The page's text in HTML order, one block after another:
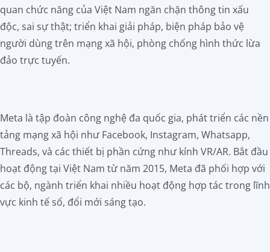
quan chức năng của Việt Nam ngăn chặn thông tin xấu
độc, sai sự thật; triển khai giải pháp, biện pháp bảo vệ
người dùng trên mạng xã hội, phòng chống hình thức lừa
đảo trực tuyến.
Meta là tập đoàn công nghệ đa quốc gia, phát triển các nền
tảng mạng xã hội như Facebook, Instagram, Whatsapp,
Threads, và các thiết bị phần cứng như kính VR/AR. Bắt đầu
hoạt động tại Việt Nam từ năm 2015, Meta đã phối hợp với
các bộ, ngành triển khai nhiều hoạt động hợp tác trong lĩnh
vực kinh tế số, đổi mới sáng tạo.